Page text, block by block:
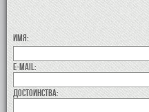
Имя:
E-MAIL:
Достоинства: